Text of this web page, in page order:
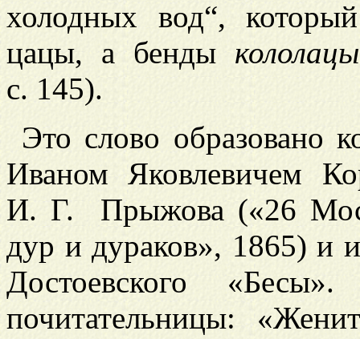
холодных вод“,
цацы, а бенды кололацы
с. 145).
Это слово образовано
Иваном Яковлевичем
И. Г. Прыжова («26
дур и дураков», 1865)
Достоевского
почитательницы: